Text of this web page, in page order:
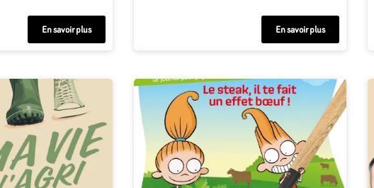
En savoir plus En savoir plus